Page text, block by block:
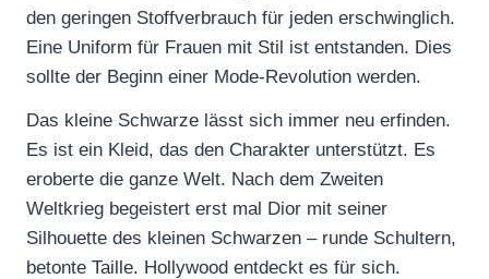
den geringen Stoffverbrauch für jeden erschwinglich.
Eine Uniform für Frauen mit Stil ist entstanden. Dies
sollte der Beginn einer Mode-Revolution werden.
Das kleine Schwarze lässt sich immer neu erfinden.
Es ist ein Kleid, das den Charakter unterstützt. Es
eroberte die ganze Welt. Nach dem Zweiten
Weltkrieg begeistert erst mal Dior mit seiner
Silhouette des kleinen Schwarzen – runde Schultern,
betonte Taille. Hollywood entdeckt es für sich.